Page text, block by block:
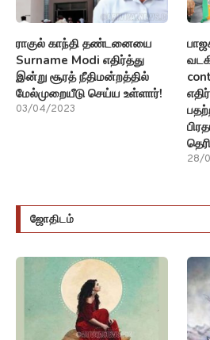
ராகுல் காந்தி தண்டனையை
Surname Modi எதிர்த்து
இன்று சூரத் நீதிமன்றத்தில்
மேல்முறையீடு செய்ய உள்ளார்!
03/04/2023
28/
ஜோதிடம்